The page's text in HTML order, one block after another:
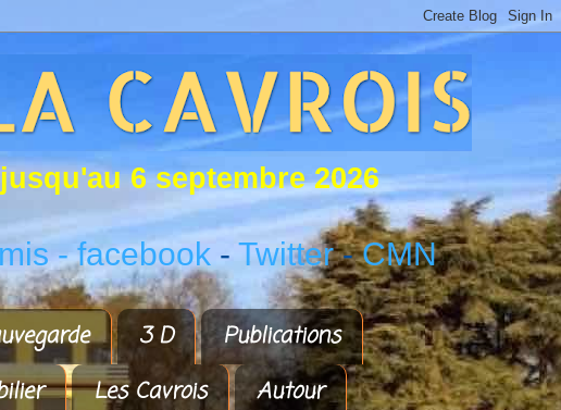
jusqu'au 6 septembre 2026
- facebook - Twitter -CMN
3 D
Publications
Les Cavrois
Autour